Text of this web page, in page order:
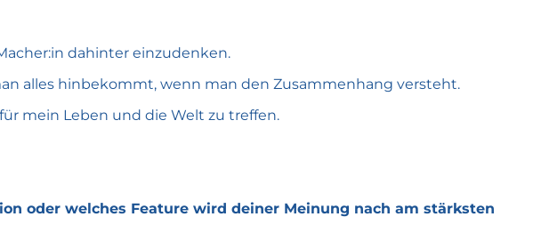
dahinter einzudenken.
alles hinbekommt, wenn man den Zusammenhang versteht.
mein Leben und die Welt zu treffen.
oder welches Feature wird deiner Meinung nach am stärksten